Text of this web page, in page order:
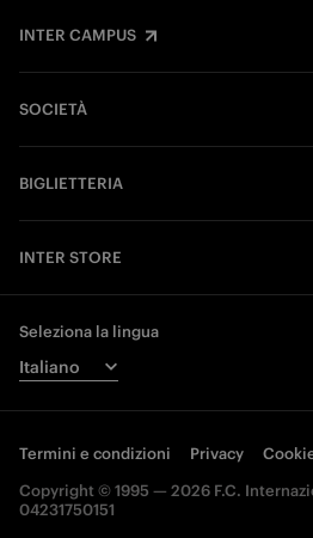
INTER CAMPUS
SOCIETÀ
BIGLIETTERIA
INTER STORE
Seleziona la lingua
Termini e condizioni Privacy
Copyright © 1995 — 2026 F.C.
04231750151